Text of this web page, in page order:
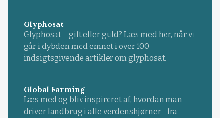
Glyphosat
Glyphosat – gift eller guld? Læs med her, når vi
går i dybden med emnet i over 100
indsigtsgivende artikler om glyphosat.
Global Farming
Læs med og bliv inspireret af, hvordan man
driver landbrug i alle verdenshjørner - fra